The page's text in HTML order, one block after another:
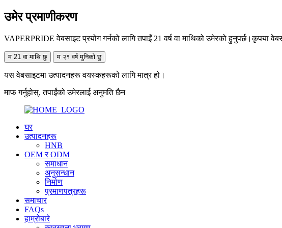
उमेर प्रमाणीकरण
VAPERPRIDE वेबसाइट प्रयोग गर्नको लागि तपाइँ 21 वर्ष वा माथिको उमेरको हुनुपर्छ।कृपया
म 21 वा माथि छु म २१ वर्ष मुनिको छु
यस वेबसाइटमा उत्पादनहरू वयस्कहरूको लागि मात्र हो।
माफ गर्नुहोस्, तपाईंको उमेरलाई अनुमति छैन
घर
उत्पादनहरू
HNB
OEM र ODM
समाधान
अनुसन्धान
निर्माण
प्रमाणपत्रहरू
समाचार
FAQs
हाम्रोबारे